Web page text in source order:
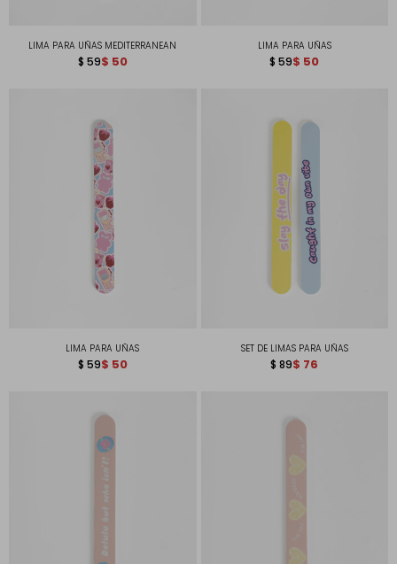
LIMA PARA UÑAS MEDITERRANEAN
$ 59$ 50
LIMA PARA UÑAS
$ 59$ 50
LIMA PARA UÑAS
$ 59$ 50
SET DE LIMAS PARA UÑAS
$ 89$ 76